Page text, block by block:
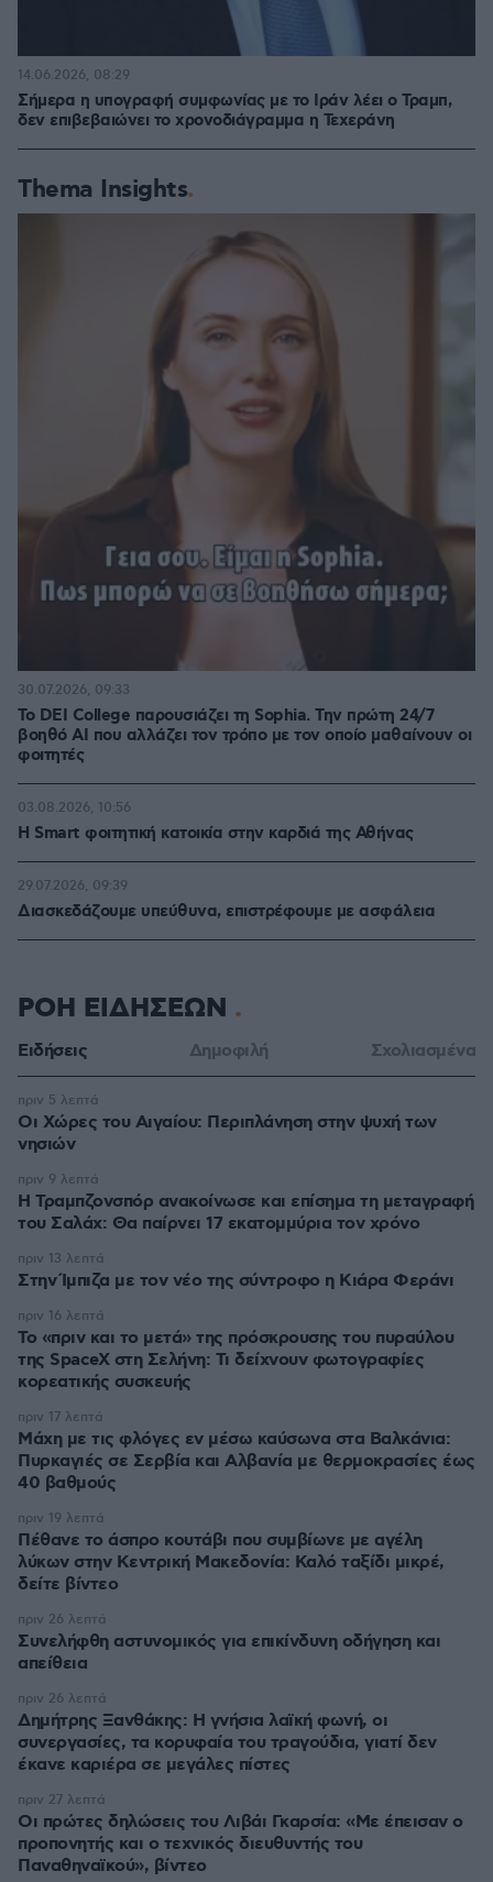
Σήμερα η υπογραφή συμφωνίας με το Ιράν λέει ο Τραμπ,
δεν επιβεβαιώνει το χρονοδιάγραμμα η Τεχεράνη
14.06.2026, 08:29
Thema Insights
Το DEI College παρουσιάζει τη Sophia. Την πρώτη 24/7
βοηθό AI που αλλάζει τον τρόπο με τον οποίο μαθαίνουν οι
φοιτητές
30.07.2026, 09:33
Η Smart φοιτητική κατοικία στην καρδιά της Αθήνας
03.08.2026, 10:56
Διασκεδάζουμε υπεύθυνα, επιστρέφουμε με ασφάλεια
29.07.2026, 09:39
ΡΟΗ ΕΙΔΗΣΕΩΝ
Ειδήσεις Δημοφιλή Σχολιασμένα
Οι Xώρες του Αιγαίου: Περιπλάνηση στην ψυχή των
νησιών
πριν 5 λεπτά
Η Τραμπζονσπόρ ανακοίνωσε και επίσημα τη μεταγραφή
του Σαλάχ: Θα παίρνει 17 εκατομμύρια τον χρόνο
πριν 9 λεπτά
Στην Ίμπιζα με τον νέο της σύντροφο η Κιάρα Φεράνι
πριν 13 λεπτά
Το «πριν και το μετά» της πρόσκρουσης του πυραύλου
της SpaceX στη Σελήνη: Τι δείχνουν φωτογραφίες
κορεατικής συσκευής
πριν 16 λεπτά
Μάχη με τις φλόγες εν μέσω καύσωνα στα Βαλκάνια:
Πυρκαγιές σε Σερβία και Αλβανία με θερμοκρασίες έως
40 βαθμούς
πριν 17 λεπτά
Πέθανε το άσπρο κουτάβι που συμβίωνε με αγέλη
λύκων στην Κεντρική Μακεδονία: Καλό ταξίδι μικρέ,
δείτε βίντεο
πριν 19 λεπτά
Συνελήφθη αστυνομικός για επικίνδυνη οδήγηση και
απείθεια
πριν 26 λεπτά
Δημήτρης Ξανθάκης: Η γνήσια λαϊκή φωνή, οι
συνεργασίες, τα κορυφαία του τραγούδια, γιατί δεν
έκανε καριέρα σε μεγάλες πίστες
πριν 26 λεπτά
Οι πρώτες δηλώσεις του Λιβάι Γκαρσία: «Με έπεισαν ο
προπονητής και ο τεχνικός διευθυντής του
Παναθηναϊκού», βίντεο
πριν 27 λεπτά